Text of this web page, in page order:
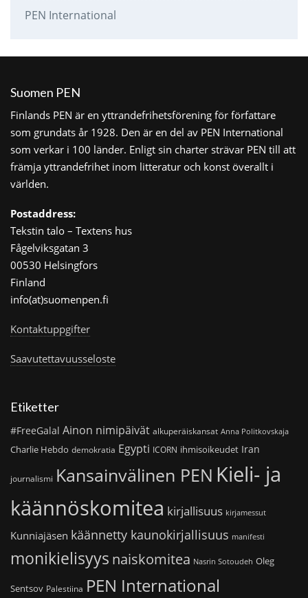
PEN International
Suomen PEN
Finlands PEN är en yttrandefrihetsförening för författare
som grundats år 1928. Den är en del av PEN International
som verkar i 100 länder. Enligt sin charter strävar PEN till att
främja yttrandefrihet inom litteratur och konst överallt i
världen.
Postaddress:
Tekstin talo – Textens hus
Fågelviksgatan 3
00530 Helsingfors
Finland
info(at)suomenpen.fi
Kontaktuppgifter
Saavutettavuusseloste
Etiketter
#FreeGalal Ainon nimipäivät alkuperäiskansat Anna Politkovskaja
Charlie Hebdo demokratia Egypti ICORN ihmisoikeudet Iran
journalismi Kansainvälinen PEN Kieli- ja
käännöskomitea kirjallisuus kirjamessut
Kunniajäsen käännetty kaunokirjallisuus manifesti
monikielisyys naiskomitea Nasrin Sotoudeh Oleg
Sentsov Palestiina PEN International